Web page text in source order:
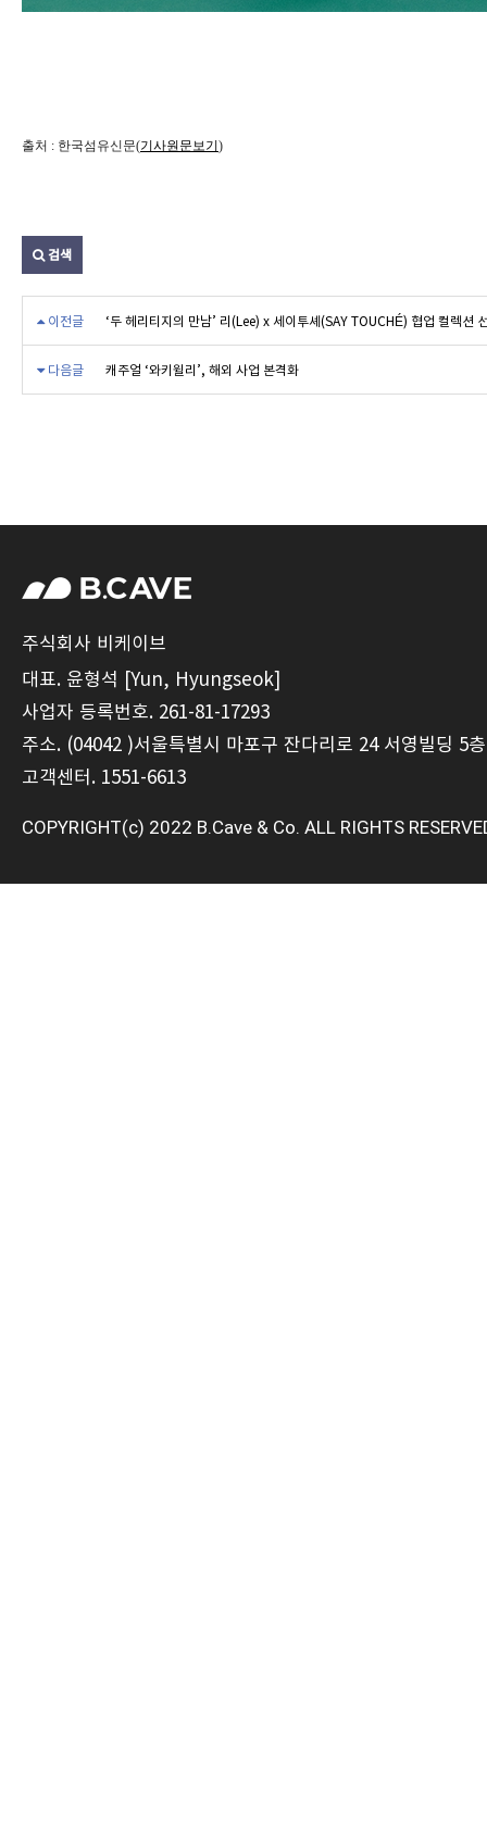
출처 : 한국섬유신문(기사원문보기 )
검색
이전글 ‘두 헤리티지의 만남’ 리(Lee) x 세이투셰(SAY TOUCHÉ) 협업 컬렉션
다음글 캐주얼 ‘와키윌리’, 해외 사업 본격화
주식회사 비케이브
대표. 윤형석 [Yun, Hyungseok]
사업자 등록번호. 261-81-17293
주소. (04042 )서울특별시 마포구 잔다리로 24 서영빌딩 5층
고객센터. 1551-6613
COPYRIGHT(c) 2022 B.Cave & Co. ALL RIGHTS